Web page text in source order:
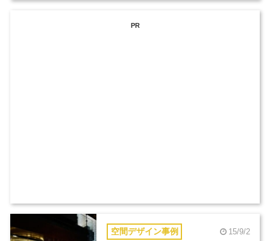
PR
空間デザイン事例 15/9/2